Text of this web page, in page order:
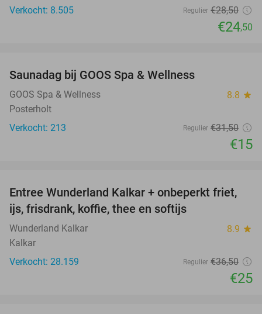
Verkocht: 8.505
Regulier €28,50
€24,50
Saunadag bij GOOS Spa & Wellness
GOOS Spa & Wellness 8.8 star
Posterholt
Verkocht: 213
Regulier €31,50
€15
32%
Entree Wunderland Kalkar + onbeperkt friet,
ijs, frisdrank, koffie, thee en softijs
Wunderland Kalkar 8.9 star
Kalkar
Verkocht: 28.159
Regulier €36,50
€25